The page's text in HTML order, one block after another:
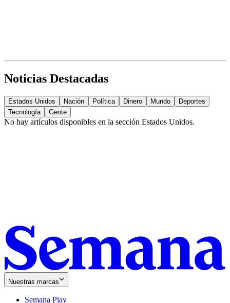
Noticias Destacadas
Estados Unidos Nación Política Dinero Mundo
Deportes
Tecnología
Gente
No hay artículos disponibles en la sección Estados Unidos.
Nuestras marcas
Semana Play